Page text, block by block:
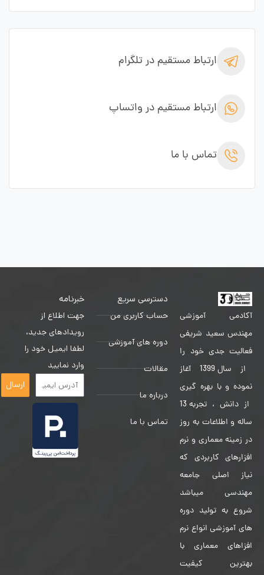
ارتباط مستقیم در تلگرام
ارتباط مستقیم در واتساپ
تماس با ما
آکادمی آموزشی
مهندس سعید شریفی
فعالیت جدی خود را
از سال 1399 آغاز
نموده و با بهره گیری
از دانش ، تجربه 13
ساله و اطلاعات به روز
در زمینه معماری و نرم
افزارهای کاربردی که
نیاز اصلی جامعه
مهندسی میباشد
شروع به تولید دوره
های آموزشی انواع نرم
افزاهای معماری با
بهترین کیفیت
دسترسی سریع
حساب کاربری من
دوره های آموزشی
مقالات
درباره ما
تماس با ما
خبرنامه
جهت اطلاع از
رویدادهای جدید،
لطفا ایمیل خود را
وارد نمایید
ارسال